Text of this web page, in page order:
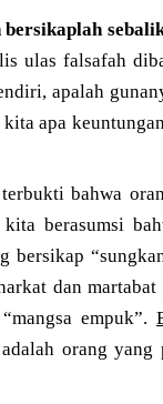
bersikaplah
ulas falsafah
apalah
apa
bahwa
berasumsi
bersikap
dan
empuk”.
orang yang